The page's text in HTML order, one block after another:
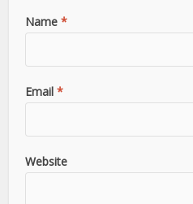
Name *
Email *
Website